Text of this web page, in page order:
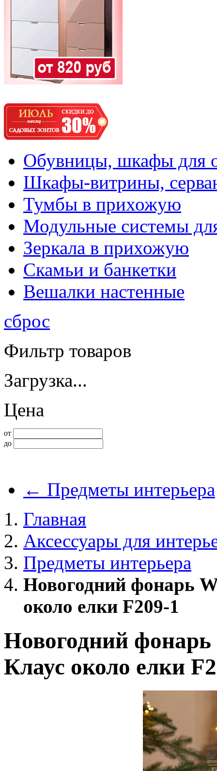
Обувницы, шкафы для
Шкафы-витрины,
Тумбы в прихожую
Модульные системы
Зеркала в прихожую
Скамьи и банкетки
Вешалки настенные
сброс
Фильтр товаров
Загрузка...
Цена
от
до
← Предметы интерьера
Главная
Аксессуары для
Предметы интерьера
Новогодний фонарь
около елки F209-1
Новогодний
Клаус около елки